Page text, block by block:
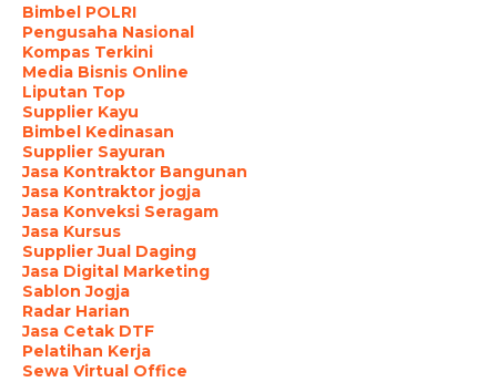
Bimbel POLRI
Pengusaha Nasional
Kompas Terkini
Media Bisnis Online
Liputan Top
Supplier Kayu
Bimbel Kedinasan
Supplier Sayuran
Jasa Kontraktor Bangunan
Jasa Kontraktor jogja
Jasa Konveksi Seragam
Jasa Kursus
Supplier Jual Daging
Jasa Digital Marketing
Sablon Jogja
Radar Harian
Jasa Cetak DTF
Pelatihan Kerja
Sewa Virtual Office